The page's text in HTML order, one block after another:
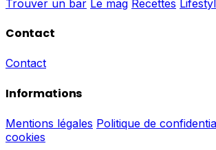
Trouver un bar Le mag Recettes
Contact
Contact
Informations
Mentions légales Politique de
cookies